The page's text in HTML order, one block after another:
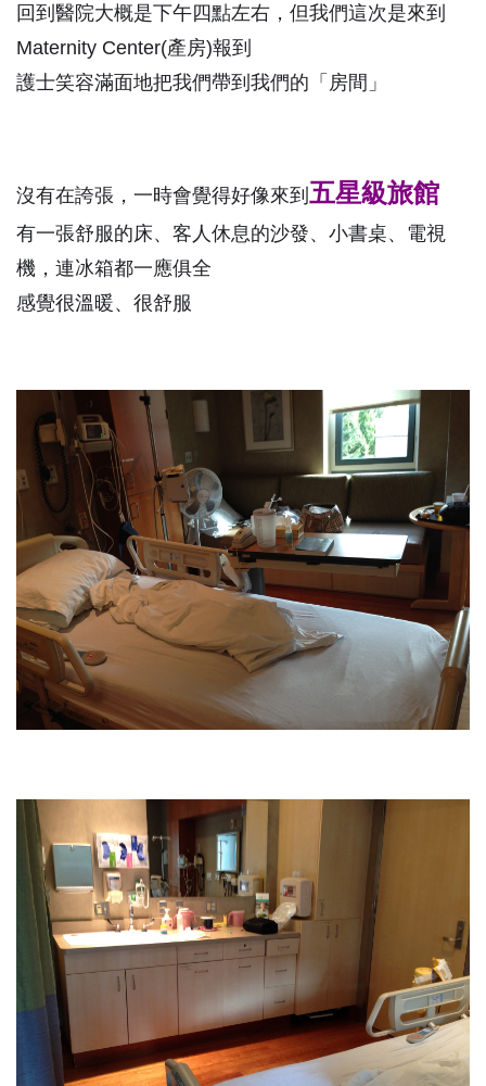
回到醫院大概是下午四點左右，但我們這次是來到
Maternity Center(產房)報到
護士笑容滿面地把我們帶到我們的「房間」
沒有在誇張，一時會覺得好像來到 五星級旅館
有一張舒服的床、客人休息的沙發、小書桌、電視
機，連冰箱都一應俱全
感覺很溫暖、很舒服